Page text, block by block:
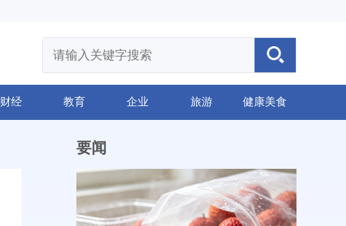
财经 教育 企业 旅游 健康美食
要闻